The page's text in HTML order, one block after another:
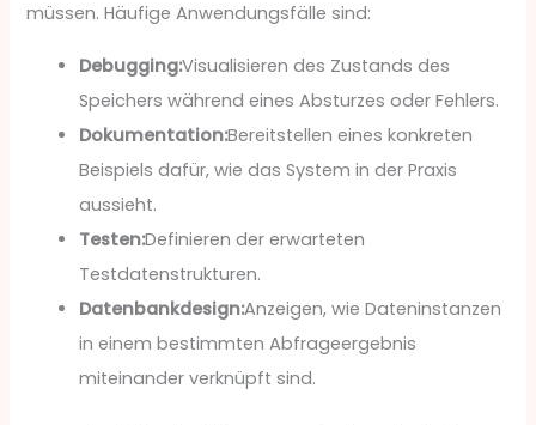
müssen. Häufige Anwendungsfälle sind:
Debugging:Visualisieren des Zustands des
Speichers während eines Absturzes oder Fehlers.
Dokumentation:Bereitstellen eines konkreten
Beispiels dafür, wie das System in der Praxis
aussieht.
Testen:Definieren der erwarteten
Testdatenstrukturen.
Datenbankdesign:Anzeigen, wie Dateninstanzen
in einem bestimmten Abfrageergebnis
miteinander verknüpft sind.